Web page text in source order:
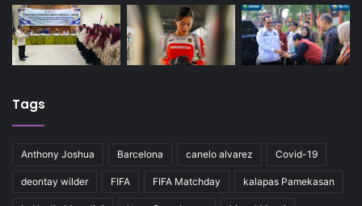
Tags
Anthony Joshua Barcelona canelo alvarez Covid-19
deontay wilder FIFA FIFA Matchday kalapas Pamekasan